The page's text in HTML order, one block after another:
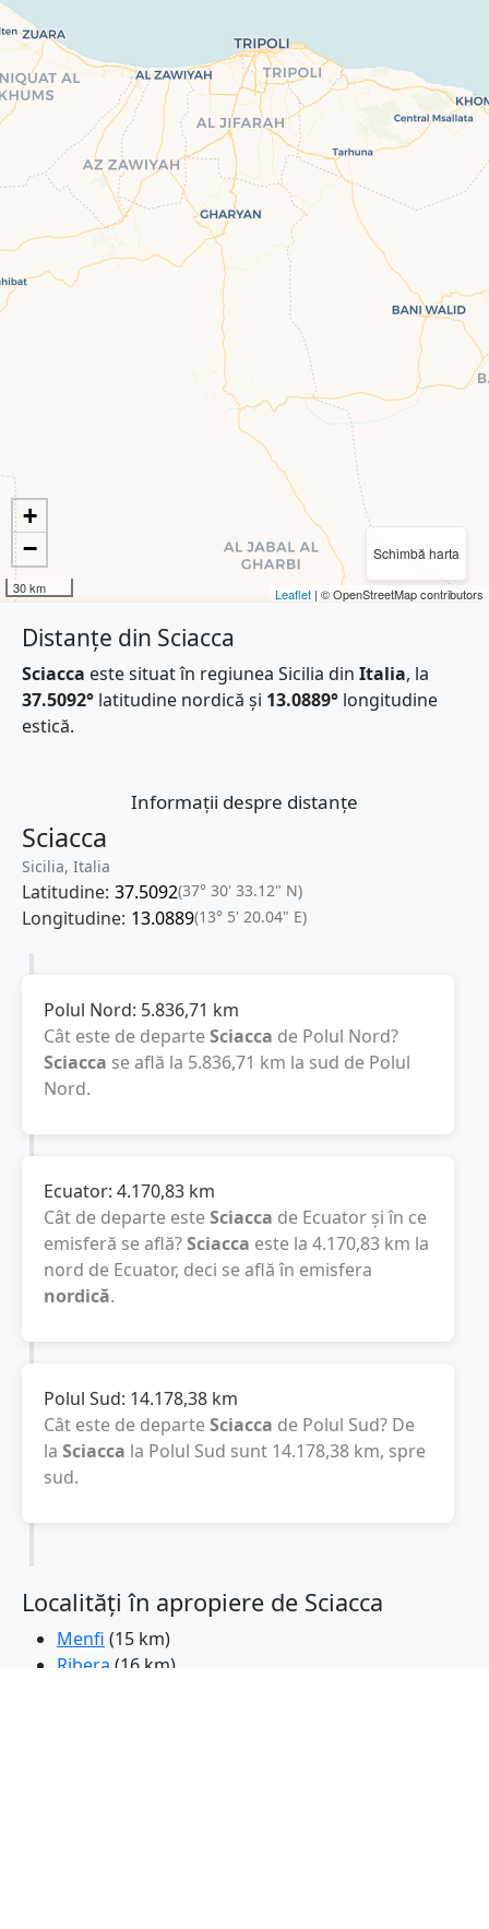
Schimbă harta
+
−
30 km Leaflet | © OpenStreetMap contributors
Distanțe din Sciacca
Sciacca este situat în regiunea Sicilia din Italia, la
37.5092° latitudine nordică și 13.0889° longitudine
estică.
Informații despre distanțe
Sciacca
Sicilia, Italia
Latitudine: 37.5092(37° 30' 33.12" N)
Longitudine: 13.0889(13° 5' 20.04" E)
Polul Nord: 5.836,71 km
Cât este de departeSciacca de Polul Nord?
Sciacca se află la 5.836,71 km la sud de Polul
Nord.
Ecuator: 4.170,83 km
Cât de departe esteSciacca de Ecuator și în ce
emisferă se află?Sciacca este la 4.170,83 km la
nord de Ecuator, deci se află în emisfera
nordică.
Polul Sud: 14.178,38 km
Cât este de departeSciacca de Polul Sud? De
la Sciacca la Polul Sud sunt 14.178,38 km, spre
sud.
Localități în apropiere de Sciacca
Menfi (15 km)
Ribera (16 km)